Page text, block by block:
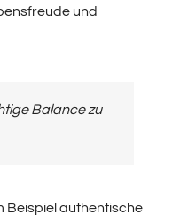
und
Balance zu
Beispiel authentische